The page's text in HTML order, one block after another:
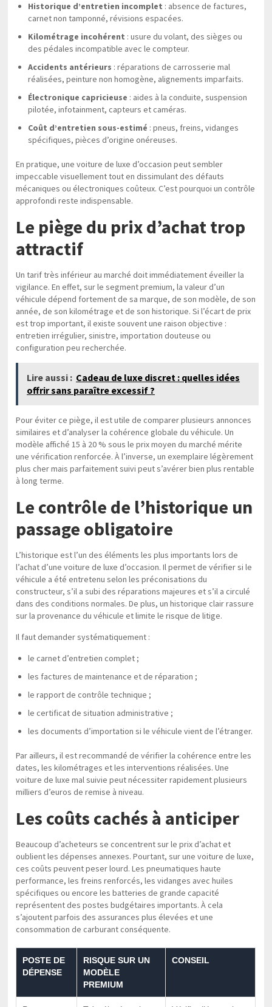
Historique d’entretien incomplet : absence de factures,
carnet non tamponné, révisions espacées.
Kilométrage incohérent : usure du volant, des sièges ou
des pédales incompatible avec le compteur.
Accidents antérieurs : réparations de carrosserie mal
réalisées, peinture non homogène, alignements imparfaits.
Électronique capricieuse : aides à la conduite, suspension
pilotée, infotainment, capteurs et caméras.
Coût d’entretien sous-estimé : pneus, freins, vidanges
spécifiques, pièces d’origine onéreuses.
En pratique, une voiture de luxe d’occasion peut sembler
impeccable visuellement tout en dissimulant des défauts
mécaniques ou électroniques coûteux. C’est pourquoi un contrôle
approfondi reste indispensable.
Le piège du prix d’achat trop
attractif
Un tarif très inférieur au marché doit immédiatement éveiller la
vigilance. En effet, sur le segment premium, la valeur d’un
véhicule dépend fortement de sa marque, de son modèle, de son
année, de son kilométrage et de son historique. Si l’écart de prix
est trop important, il existe souvent une raison objective :
entretien irrégulier, sinistre, importation douteuse ou
configuration peu recherchée.
Lire aussi : Cadeau de luxe discret : quelles idées
offrir sans paraître excessif ?
Pour éviter ce piège, il est utile de comparer plusieurs annonces
similaires et d’analyser la cohérence globale du véhicule. Un
modèle affiché 15 à 20 % sous le prix moyen du marché mérite
une vérification renforcée. À l’inverse, un exemplaire légèrement
plus cher mais parfaitement suivi peut s’avérer bien plus rentable
à long terme.
Le contrôle de l’historique un
passage obligatoire
L’historique est l’un des éléments les plus importants lors de
l’achat d’une voiture de luxe d’occasion. Il permet de vérifier si le
véhicule a été entretenu selon les préconisations du
constructeur, s’il a subi des réparations majeures et s’il a circulé
dans des conditions normales. De plus, un historique clair rassure
sur la provenance du véhicule et limite le risque de litige.
Il faut demander systématiquement :
le carnet d’entretien complet ;
les factures de maintenance et de réparation ;
le rapport de contrôle technique ;
le certificat de situation administrative ;
les documents d’importation si le véhicule vient de l’étranger.
Par ailleurs, il est recommandé de vérifier la cohérence entre les
dates, les kilométrages et les interventions réalisées. Une
voiture de luxe mal suivie peut nécessiter rapidement plusieurs
milliers d’euros de remise à niveau.
Les coûts cachés à anticiper
Beaucoup d’acheteurs se concentrent sur le prix d’achat et
oublient les dépenses annexes. Pourtant, sur une voiture de luxe,
ces coûts peuvent peser lourd. Les pneumatiques haute
performance, les freins renforcés, les vidanges avec huiles
spécifiques ou encore les batteries de grande capacité
représentent des postes budgétaires importants. À cela
s’ajoutent parfois des assurances plus élevées et une
consommation de carburant conséquente.
POSTE DE
DÉPENSE
RISQUE SUR UN
MODÈLE
PREMIUM
CONSEIL